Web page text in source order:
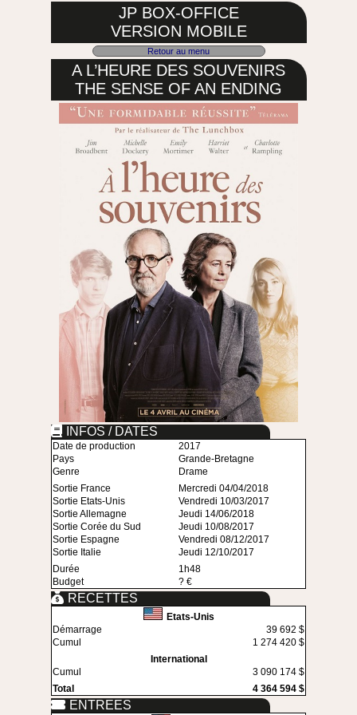
JP BOX-OFFICE
VERSION MOBILE
Retour au menu
A L’HEURE DES SOUVENIRS
THE SENSE OF AN ENDING
INFOS / DATES
Date de production
2017
Pays
Grande-Bretagne
Genre
Drame
Sortie France
Mercredi 04/04/2018
Sortie Etats-Unis
Vendredi 10/03/2017
Sortie Allemagne
Jeudi 14/06/2018
Sortie Corée du Sud
Jeudi 10/08/2017
Sortie Espagne
Vendredi 08/12/2017
Sortie Italie
Jeudi 12/10/2017
Durée
1h48
Budget
? €
RECETTES
Etats-Unis
Démarrage
39 692 $
Cumul
1 274 420 $
International
Cumul
3 090 174 $
Total
4 364 594 $
ENTREES